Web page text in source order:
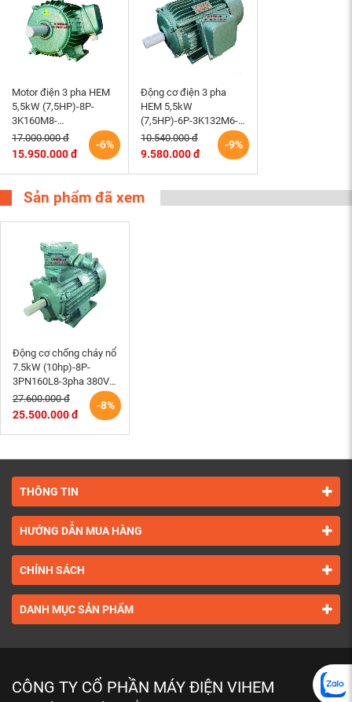
Motor điện 3 pha HEM
5,5kW (7,5HP)-8P-
3K160M8-
220/380/660V-B3 tốc
độ 730 (750)r/min
động cơ điện cơ Hem
Vihem
-6%
17.000.000 đ
15.950.000 đ
Động cơ điện 3 pha
HEM 5,5kW
(7,5HP)-6P-3K132M6-
220/380V tốc độ 980 –
1000 r/min điện cơ -9%
10.540.000 đ
9.580.000 đ
Sản phẩm đã xem
Động cơ chống cháy nổ
7.5kW (10hp)-8P-
3PN160L8-3pha 380V
tốc độ 730 r/min điện
cơ Hem Vihem
-8%
27.600.000 đ
25.500.000 đ
THÔNG TIN
HƯỚNG DẪN MUA HÀNG
CHÍNH SÁCH
DANH MỤC SẢN PHẨM
CÔNG TY CỔ PHẦN MÁY ĐIỆN VIHEM